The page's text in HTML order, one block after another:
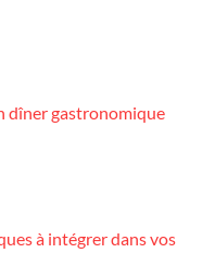
dîner gastronomique
à intégrer dans vos